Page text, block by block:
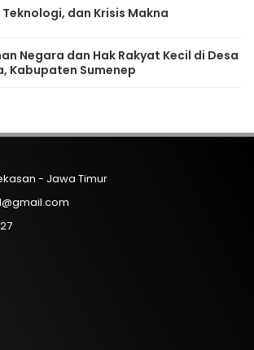
dan Krisis Makna
Negara dan Hak Rakyat Kecil di Desa
Kabupaten Sumenep
- Jawa Timur